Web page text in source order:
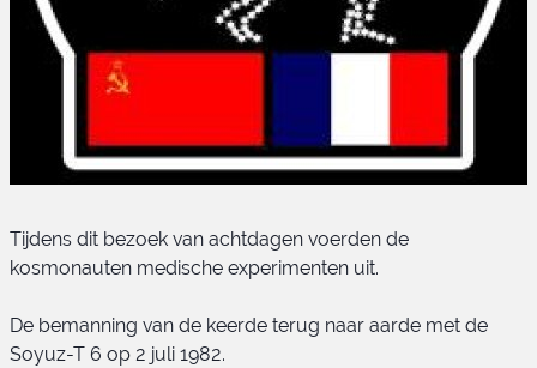
Tijdens dit bezoek van achtdagen voerden de
kosmonauten medische experimenten uit.
De bemanning van de keerde terug naar aarde met de
Soyuz-T 6 op 2 juli 1982.